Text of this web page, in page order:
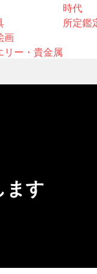
画
リー・貴金属
時代
所定鑑
ます